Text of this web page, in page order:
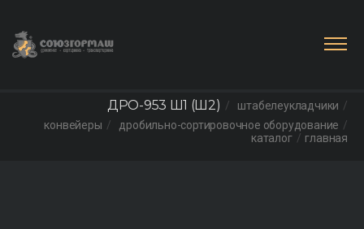
главная
каталог
дробильно-сортировочное оборудование
конвейеры
штабелеукладчики
ДРО-953 Ш1 (Ш2)